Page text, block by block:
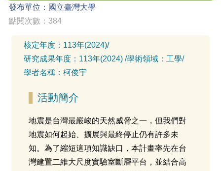
發布單位：國立臺灣大學
點閱次數：384
核定年度： 113年(2024)/
研究成果年度： 113年(2024) /學術領域： 工學/
學者名稱： 柯俊宇
活動簡介
地震是台灣最嚴峻的天然威脅之一，但我們對
地震如何起始、擴展與最終停止仍有許多未
知。為了縮短這項知識缺口，本計畫率先在台
灣建置二維大尺度實驗室斷層平台，並結合高